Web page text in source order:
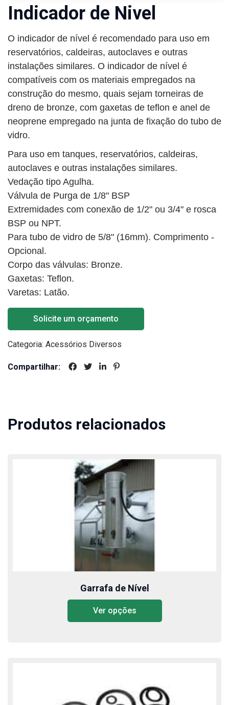
Indicador de Nivel
O indicador de nível é recomendado para uso em
reservatórios, caldeiras, autoclaves e outras
instalações similares. O indicador de nível é
compatíveis com os materiais empregados na
construção do mesmo, quais sejam torneiras de
dreno de bronze, com gaxetas de teflon e anel de
neoprene empregado na junta de fixação do tubo de
vidro.
Para uso em tanques, reservatórios, caldeiras,
autoclaves e outras instalações similares.
Vedação tipo Agulha.
Válvula de Purga de 1/8" BSP
Extremidades com conexão de 1/2" ou 3/4" e rosca
BSP ou NPT.
Para tubo de vidro de 5/8" (16mm). Comprimento -
Opcional.
Corpo das válvulas: Bronze.
Gaxetas: Teflon.
Varetas: Latão.
Solicite um orçamento
Categoria: Acessórios Diversos
Compartilhar:
Produtos relacionados
Garrafa de Nível
Ver opções